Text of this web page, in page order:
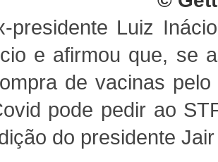
presidente Luiz
e afirmou que, se
de vacinas
pode pedir ao
do presidente